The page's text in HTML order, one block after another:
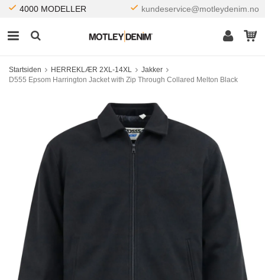
4000 MODELLER kundeservice@motleydenim.no
Startsiden HERREKLÆR 2XL-14XL
Jakker
D555 Epsom Harrington Jacket with Zip Through Collared Melton Black